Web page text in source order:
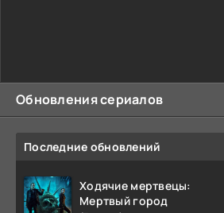
Обновления сериалов
Последние обновлений
Ходячие мертвецы:
Мертвый город